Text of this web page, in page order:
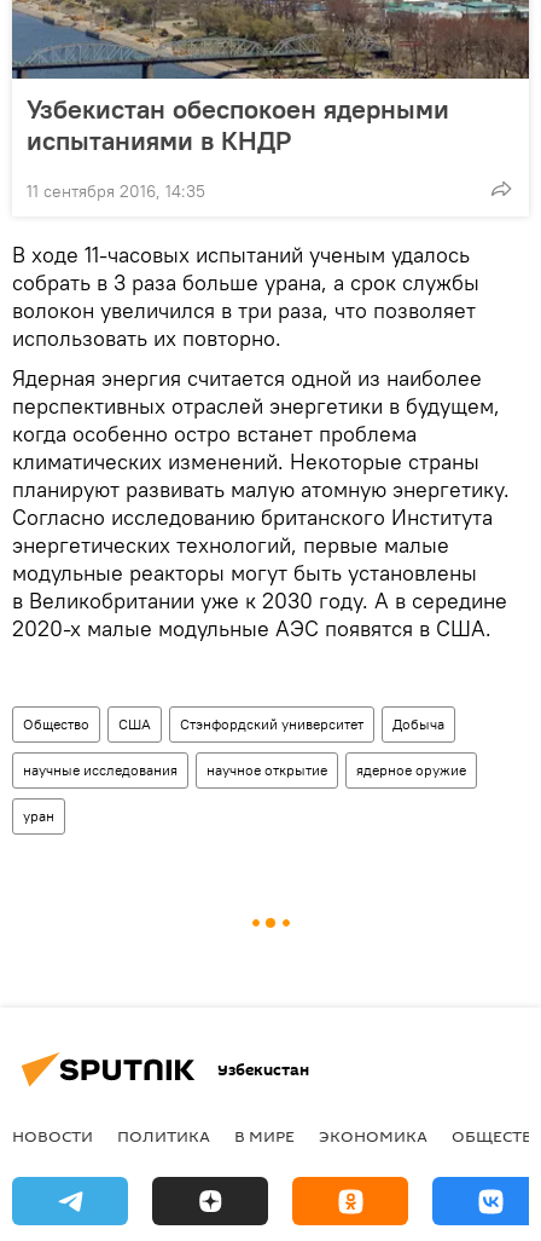
Узбекистан обеспокоен ядерными
испытаниями в КНДР
11 сентября 2016, 14:35
В ходе 11-часовых испытаний ученым удалось
собрать в 3 раза больше урана, а срок службы
волокон увеличился в три раза, что позволяет
использовать их повторно.
Ядерная энергия считается одной из наиболее
перспективных отраслей энергетики в будущем,
когда особенно остро встанет проблема
климатических изменений. Некоторые страны
планируют развивать малую атомную энергетику.
Согласно исследованию британского Института
энергетических технологий, первые малые
модульные реакторы могут быть установлены
в Великобритании уже к 2030 году. А в середине
2020-х малые модульные АЭС появятся в США.
Общество США Стэнфордский университет Добыча
научные исследования научное открытие ядерное оружие
уран
Узбекистан
НОВОСТИ ПОЛИТИКА В МИРЕ ЭКОНОМИКА